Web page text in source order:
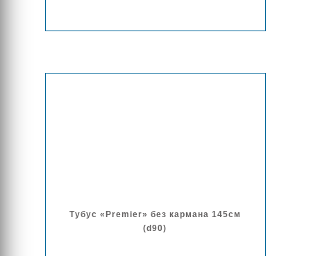
Тубус «Premier» без кармана 145см
(d90)